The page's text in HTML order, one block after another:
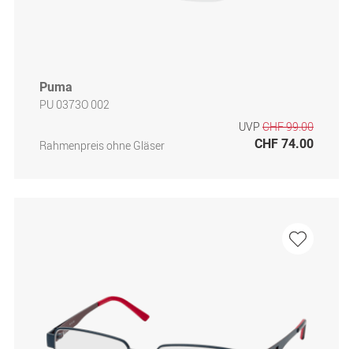
Puma
PU 0373O 002
Rahmenpreis ohne Gläser
UVP CHF 99.00
CHF 74.00